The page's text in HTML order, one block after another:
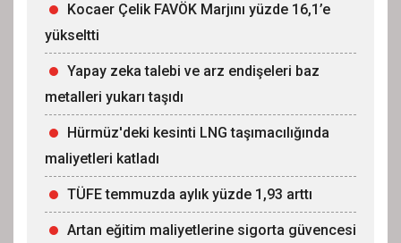
Kocaer Çelik FAVÖK Marjını yüzde 16,1’e
yükseltti
Yapay zeka talebi ve arz endişeleri baz
metalleri yukarı taşıdı
Hürmüz'deki kesinti LNG taşımacılığında
maliyetleri katladı
TÜFE temmuzda aylık yüzde 1,93 arttı
Artan eğitim maliyetlerine sigorta güvencesi